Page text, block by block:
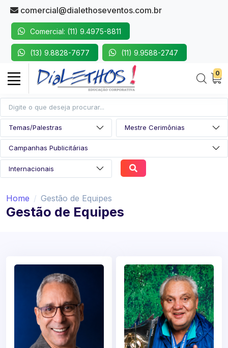
comercial@dialethoseventos.com.br
Comercial: (11) 9.4975-8811
(13) 9.8828-7677 (11) 9.9588-2747
0
Home Gestão de Equipes
Gestão de Equipes